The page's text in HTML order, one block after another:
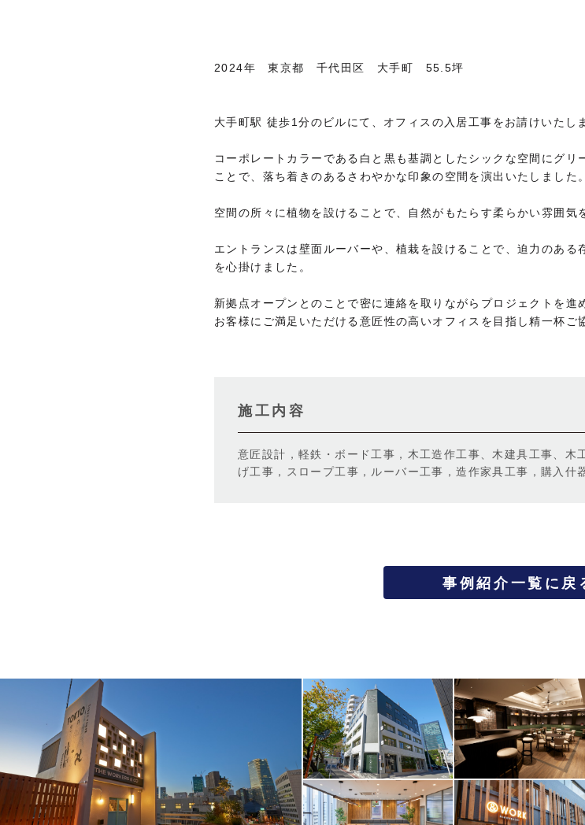
2024年 東京都 千代田区 大手町 55.5坪
大手町駅 徒歩1分のビルにて、オフィスの入居工事をお請けいたし
コーポレートカラーである白と黒も基調としたシックな空間にグ
ことで、落ち着きのあるさわやかな印象の空間を演出いたしました。
空間の所々に植物を設けることで、自然がもたらす柔らかい雰囲気
エントランスは壁面ルーバーや、植栽を設けることで、迫力のある
を心掛けました。
新拠点オープンとのことで密に連絡を取りながらプロジェクトを進
お客様にご満足いただける意匠性の高いオフィスを目指し精一杯ご
施工内容
意匠設計，軽鉄・ボード工事，木工造作工事、木建具工事、木
げ工事，スロープ工事，ルーバー工事，造作家具工事，購入什
事例紹介一覧に戻